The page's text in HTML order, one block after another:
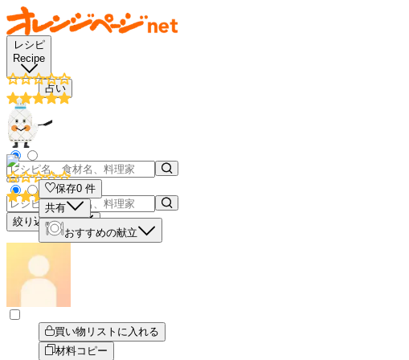
レシピ
Recipe
占い
絞り込み検索
保存0 件
共有
おすすめの献立
買い物リストに入れる
材料コピー